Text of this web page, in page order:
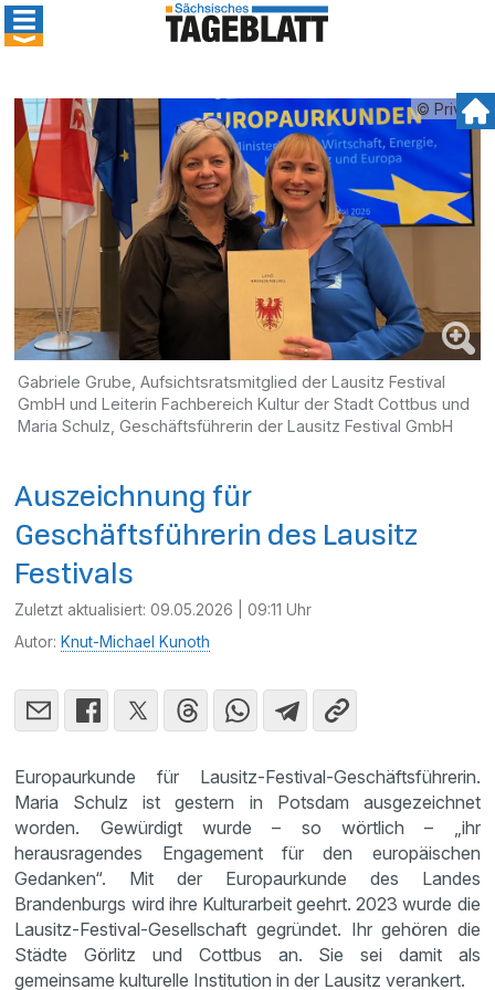
© Privat
Gabriele Grube, Aufsichtsratsmitglied der Lausitz Festival
GmbH und Leiterin Fachbereich Kultur der Stadt Cottbus und
Maria Schulz, Geschäftsführerin der Lausitz Festival GmbH
Auszeichnung für
Geschäftsführerin des Lausitz
Festivals
Zuletzt aktualisiert:09.05.2026 | 09:11 Uhr
Autor: Knut-Michael Kunoth
Europaurkunde für Lausitz-Festival-Geschäftsführerin.
Maria Schulz ist gestern in Potsdam ausgezeichnet
worden. Gewürdigt wurde – so wörtlich – „ihr
herausragendes Engagement für den europäischen
Gedanken“. Mit der Europaurkunde des Landes
Brandenburgs wird ihre Kulturarbeit geehrt. 2023 wurde die
Lausitz-Festival-Gesellschaft gegründet. Ihr gehören die
Städte Görlitz und Cottbus an. Sie sei damit als
gemeinsame kulturelle Institution in der Lausitz verankert.